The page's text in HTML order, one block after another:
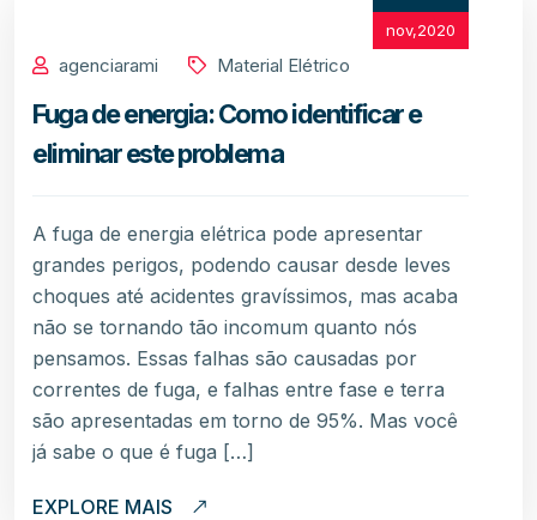
nov,2020
agenciarami Material Elétrico
Fuga de energia: Como identificar e
eliminar este problema
A fuga de energia elétrica pode apresentar
grandes perigos, podendo causar desde leves
choques até acidentes gravíssimos, mas acaba
não se tornando tão incomum quanto nós
pensamos. Essas falhas são causadas por
correntes de fuga, e falhas entre fase e terra
são apresentadas em torno de 95%. Mas você
já sabe o que é fuga […]
EXPLORE MAIS